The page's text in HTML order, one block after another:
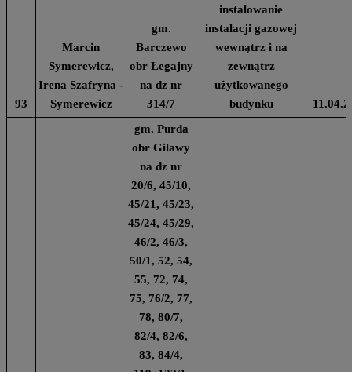
93
Marcin
Symerewicz,
Irena Szafryna -
Symerewicz
gm.
Barczewo
obr Łegajny
na dz nr
314/7
instalowanie
instalacji gazowej
wewnątrz i na
zewnątrz
użytkowanego
budynku
gm. Purda
obr Gilawy
na dz nr
20/6, 45/10,
45/21, 45/23,
45/24, 45/29,
46/2, 46/3,
50/1, 52, 54,
55, 72, 74,
75, 76/2, 77,
78, 80/7,
82/4, 82/6,
83, 84/4,